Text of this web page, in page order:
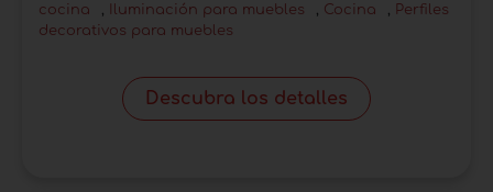
cocina
, Iluminación para muebles , Cocina , Perfiles
decorativos para muebles
Descubra los detalles